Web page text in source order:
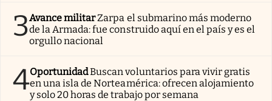
3Avance militarZarpa el submarino más moderno
de la Armada: fue construido aquí en el país y es el
orgullo nacional
4OportunidadBuscan voluntarios para vivir gratis
en una isla de Norteamérica: ofrecen alojamiento
y solo 20 horas de trabajo por semana